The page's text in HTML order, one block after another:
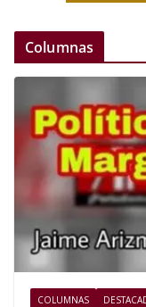
Columnas
COLUMNAS